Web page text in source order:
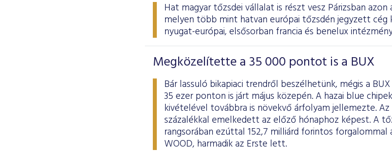
Hat magyar tőzsdei vállalat is részt vesz Párizsban
melyen több mint hatvan európai tőzsdén jegyzett cég
nyugat-európai, elsősorban francia és benelux
Megközelítette a 35 000 pontot is a BUX
Bár lassuló bikapiaci trendről beszélhetünk, mégis a
35 ezer ponton is járt május közepén. A hazai blue
kivételével továbbra is növekvő árfolyam jellemezte.
százalékkal emelkedett az előző hónaphoz képest. A
rangsorában ezúttal 152,7 milliárd forintos forgalommal
WOOD, harmadik az Erste lett.